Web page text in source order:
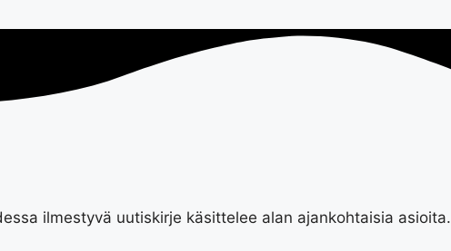
ilmestyvä uutiskirje käsittelee alan ajankohtaisia asioita.